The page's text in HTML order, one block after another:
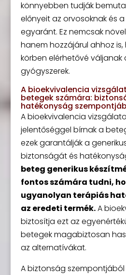
könnyebben tudják
előnyeit az orvosoknak és
egyaránt. Ez nemcsak
hanem hozzájárul ahhoz
körben elérhetővé váljanak
gyógyszerek.
A bioekvivalencia
betegek számára:
hatékonyság
A bioekvivalencia
jelentőséggel bírnak a
ezek garantálják a
biztonságát és
beteg generikus
fontos számára tudni,
ugyanolyan terápiás
az eredeti termék.A
biztosítja ezt az
betegek magabiztosan
az alternatívákat.
A biztonság